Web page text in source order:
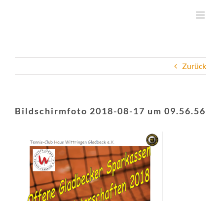
Zurück
Bildschirmfoto 2018-08-17 um 09.56.56